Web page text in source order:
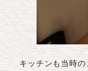
キッチンも当時